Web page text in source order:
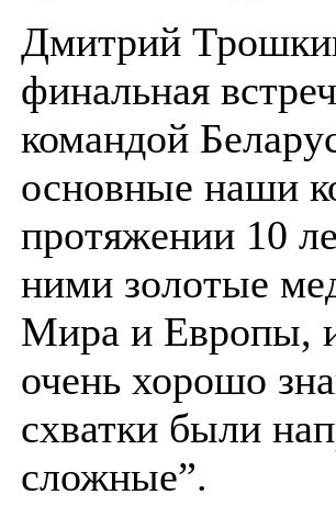
Дмитрий
финальная
командой
основные наши
протяжении 10
ними золотые
Мира и Европы, и
очень хорошо
схватки были
сложные”.